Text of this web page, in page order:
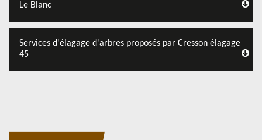
Le Blanc
Services d'élagage d'arbres proposés par Cresson élagage
45